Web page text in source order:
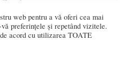
© Copyright 2008 -
web pentru a vă oferi cea mai
preferințele și repetând vizitele.
acord cu utilizarea TOATE